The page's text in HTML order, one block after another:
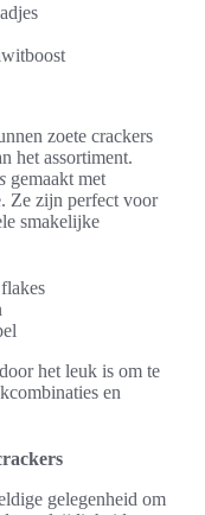
zoete crackers
het assortiment.
gemaakt met
Ze zijn perfect voor
smakelijke
het leuk is om te
en
gelegenheid om